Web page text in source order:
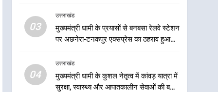
03
उत्तराखंड
मुख्यमंत्री धामी के प्रयासों से बनबसा रेलवे स्टेशन
पर अछनेरा-टनकपुर एक्सप्रेस का ठहराव हुआ
04
उत्तराखंड
मुख्यमंत्री धामी के कुशल नेतृत्व में कांवड़ यात्रा में
सुरक्षा, स्वास्थ्य और आपातकालीन सेवाओं की बनी
1
केंद्रीय मंत्री अजय टम्टा और
2